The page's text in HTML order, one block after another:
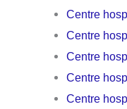
Centre
Centre
Centre
Centre
Centre